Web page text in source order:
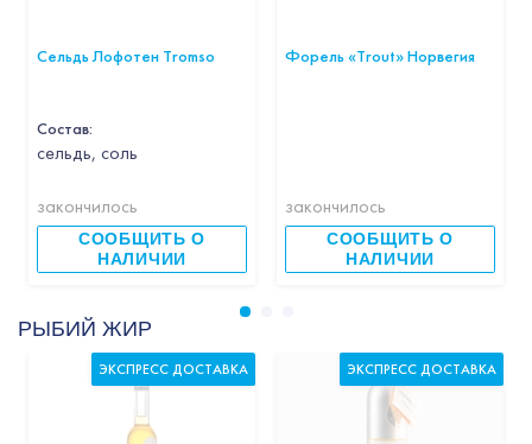
Сельдь Лофотен Tromso
Состав:
cельдь, соль
закончилось
СООБЩИТЬ О
НАЛИЧИИ
Форель «Trout» Норвегия
закончилось
СООБЩИТЬ О
НАЛИЧИИ
РЫБИЙ ЖИР
ЭКСПРЕСС ДОСТАВКА ЭКСПРЕСС ДОСТАВКА